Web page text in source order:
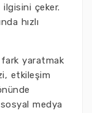
çeker.
hızlı
yaratmak
etkileşim
medya